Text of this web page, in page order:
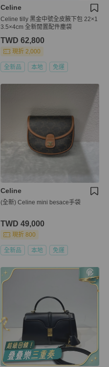
Celine
Celine tilly 黑金中號全皮腋下包 22×1
3.5×4cm 全新閒置配件塵袋
TWD 62,800
現折 2,000
全新品 本地 免運
Celine
(全新) Celine mini besace手袋
TWD 49,000
現折 800
全新品 本地 免運